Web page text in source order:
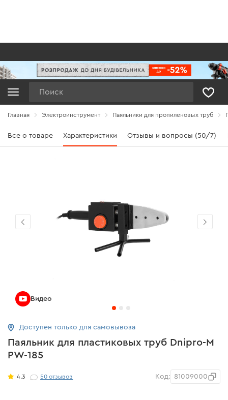
Главная Электроинструмент Паяльники для пропиленовых труб
Все о товаре Характеристики Отзывы и вопросы (50/7)
Паяльник для пластиковых труб Dnipro-M
PW-185
4.3 50отзывов Код: 81009000
Доступен только для самовывоза
Видео